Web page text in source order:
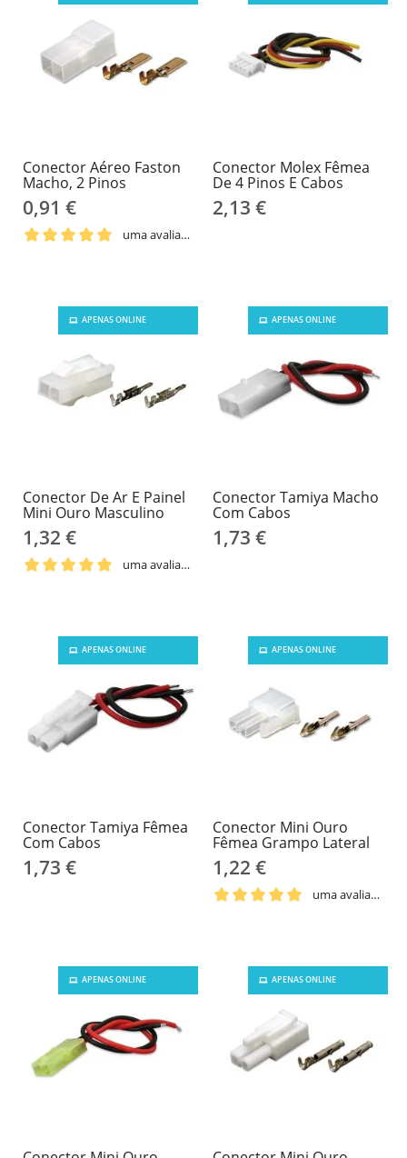
Conector Aéreo Faston
Macho, 2 Pinos
0,91 €
uma avaliação
Conector Molex Fêmea
De 4 Pinos E Cabos
2,13 €
Conector De Ar E Painel
Mini Ouro Masculino
1,32 €
uma avaliação
APENAS ONLINE
Conector Tamiya Macho
Com Cabos
1,73 €
APENAS ONLINE
Conector Tamiya Fêmea
Com Cabos
1,73 €
APENAS ONLINE
Conector Mini Ouro
Fêmea Grampo Lateral
1,22 €
uma avaliação
APENAS ONLINE
APENAS ONLINE APENAS ONLINE